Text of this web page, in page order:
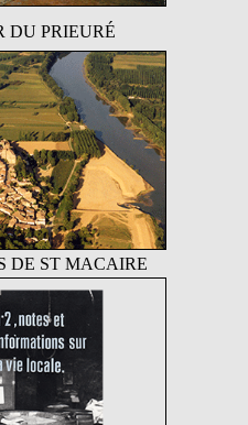
DU PRIEURÉ
DE ST MACAIRE